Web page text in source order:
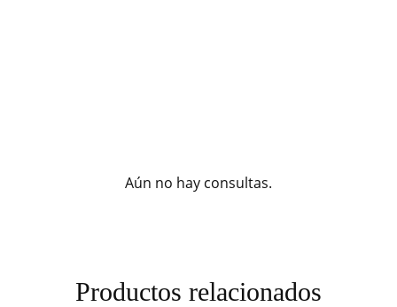
Aún no hay consultas.
Productos relacionados